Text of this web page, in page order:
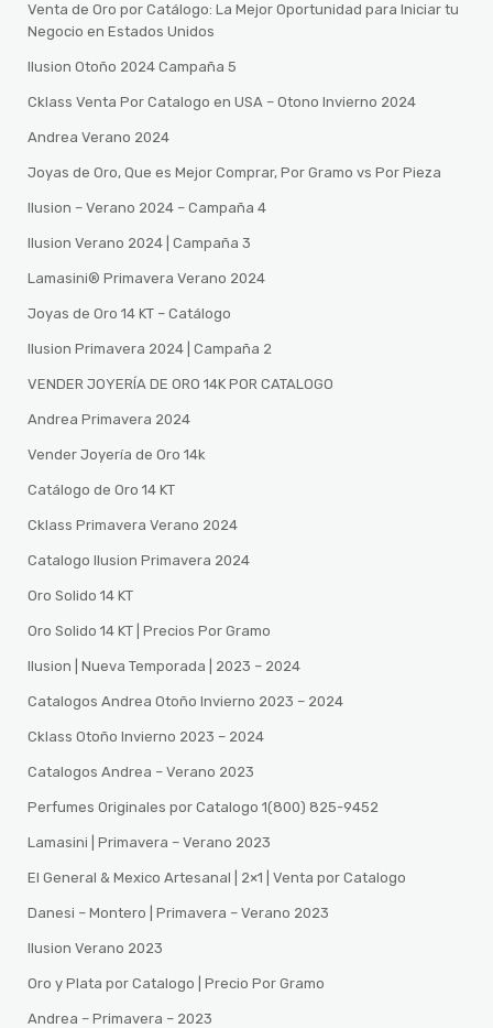
Venta de Oro por Catálogo: La Mejor Oportunidad para Iniciar tu
Negocio en Estados Unidos
Ilusion Otoño 2024 Campaña 5
Cklass Venta Por Catalogo en USA – Otono Invierno 2024
Andrea Verano 2024
Joyas de Oro, Que es Mejor Comprar, Por Gramo vs Por Pieza
Ilusion – Verano 2024 – Campaña 4
Ilusion Verano 2024 | Campaña 3
Lamasini®️ Primavera Verano 2024
Joyas de Oro 14 KT – Catálogo
Ilusion Primavera 2024 | Campaña 2
VENDER JOYERÍA DE ORO 14K POR CATALOGO
Andrea Primavera 2024
Vender Joyería de Oro 14k
Catálogo de Oro 14 KT
Cklass Primavera Verano 2024
Catalogo Ilusion Primavera 2024
Oro Solido 14 KT
Oro Solido 14 KT | Precios Por Gramo
Ilusion | Nueva Temporada | 2023 – 2024
Catalogos Andrea Otoño Invierno 2023 – 2024
Cklass Otoño Invierno 2023 – 2024
Catalogos Andrea – Verano 2023
Perfumes Originales por Catalogo 1(800) 825-9452
Lamasini | Primavera – Verano 2023
El General & Mexico Artesanal | 2×1 | Venta por Catalogo
Danesi – Montero | Primavera – Verano 2023
Ilusion Verano 2023
Oro y Plata por Catalogo | Precio Por Gramo
Andrea – Primavera – 2023